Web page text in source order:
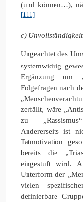
(und können…),
[111]
c)
Ungeachtet des
systemwidrig
Ergänzung um
Folgefragen nach
zerfällt, wäre
zu
Andererseits ist
Tatmotivation
bereits die
eingestuft wird.
Unterform der
vielen
definierbare